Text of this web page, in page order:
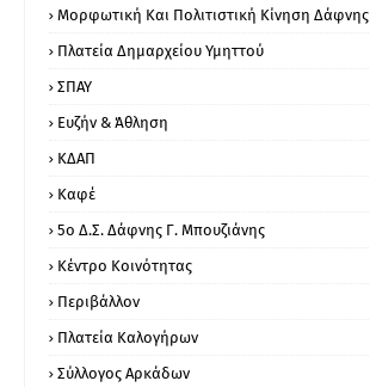
Μορφωτική Και Πολιτιστική Κίνηση Δάφνης
Πλατεία Δημαρχείου Υμηττού
ΣΠΑΥ
Ευζήν & Άθληση
ΚΔΑΠ
Καφέ
5ο Δ.Σ. Δάφνης Γ. Μπουζιάνης
Κέντρο Κοινότητας
Περιβάλλον
Πλατεία Καλογήρων
Σύλλογος Αρκάδων